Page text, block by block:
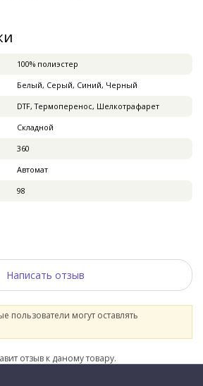
100% полиэстер
Белый, Серый, Синий, Черный
DTF, Термоперенос, Шелкотрафарет
Складной
360
Автомат
98
Написать отзыв
пользователи могут оставлять
отзыв к даному товару.